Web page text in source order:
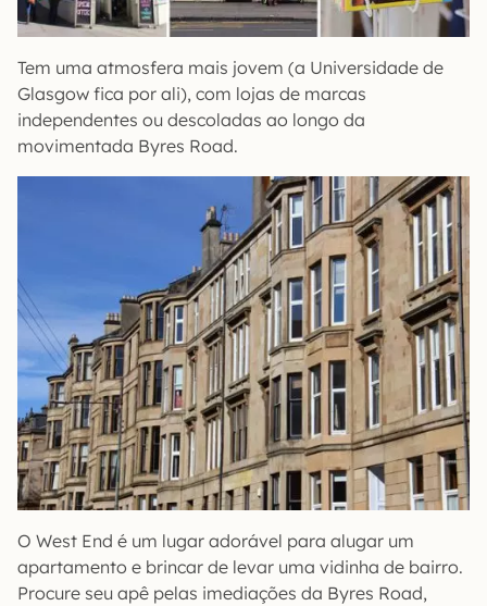
Tem uma atmosfera mais jovem (a Universidade de
Glasgow fica por ali), com lojas de marcas
independentes ou descoladas ao longo da
movimentada Byres Road.
O West End é um lugar adorável para alugar um
apartamento e brincar de levar uma vidinha de bairro.
Procure seu apê pelas imediações da Byres Road,